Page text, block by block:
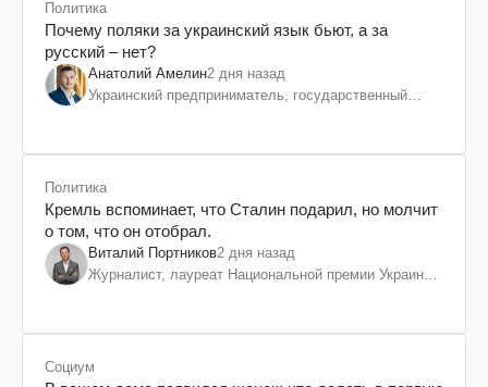
Политика
Почему поляки за украинский язык бьют, а за
русский – нет?
Анатолий Амелин2 дня назад
Украинский предприниматель, государственный
Политика
Кремль вспоминает, что Сталин подарил, но молчит
о том, что он отобрал.
Виталий Портников2 дня назад
Журналист, лауреат Национальной премии Украины
Социум